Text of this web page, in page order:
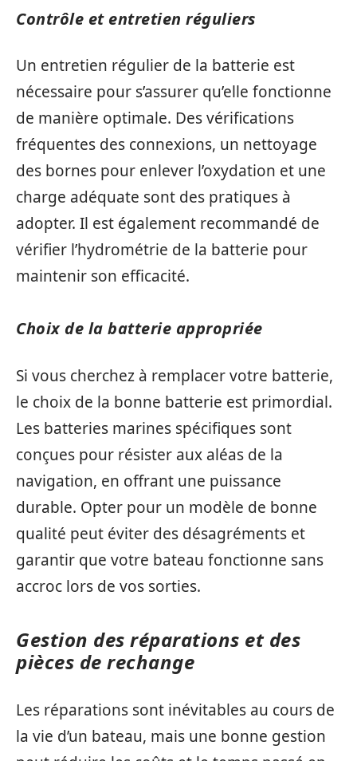
Contrôle et entretien réguliers
Un entretien régulier de la batterie est
nécessaire pour s’assurer qu’elle fonctionne
de manière optimale. Des vérifications
fréquentes des connexions, un nettoyage
des bornes pour enlever l’oxydation et une
charge adéquate sont des pratiques à
adopter. Il est également recommandé de
vérifier l’hydrométrie de la batterie pour
maintenir son efficacité.
Choix de la batterie appropriée
Si vous cherchez à remplacer votre batterie,
le choix de la bonne batterie est primordial.
Les batteries marines spécifiques sont
conçues pour résister aux aléas de la
navigation, en offrant une puissance
durable. Opter pour un modèle de bonne
qualité peut éviter des désagréments et
garantir que votre bateau fonctionne sans
accroc lors de vos sorties.
Gestion des réparations et des
pièces de rechange
Les réparations sont inévitables au cours de
la vie d’un bateau, mais une bonne gestion